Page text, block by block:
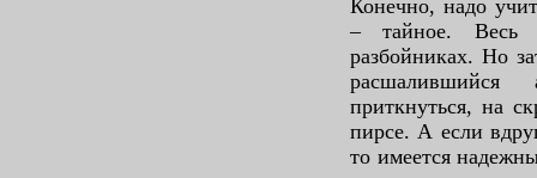
Конечно, надо
– тайное. Весь
разбойниках. Но
приткнуться, на
пирсе. А если
то имеется